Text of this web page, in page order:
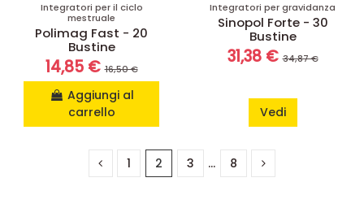
Integratori per il ciclo
mestruale
Polimag Fast - 20
Bustine
14,85 €16,50 €
Aggiungi al
carrello
Integratori per gravidanza
Sinopol Forte - 30
Bustine
31,38 €34,87 €
Vedi
1 2 3 … 8